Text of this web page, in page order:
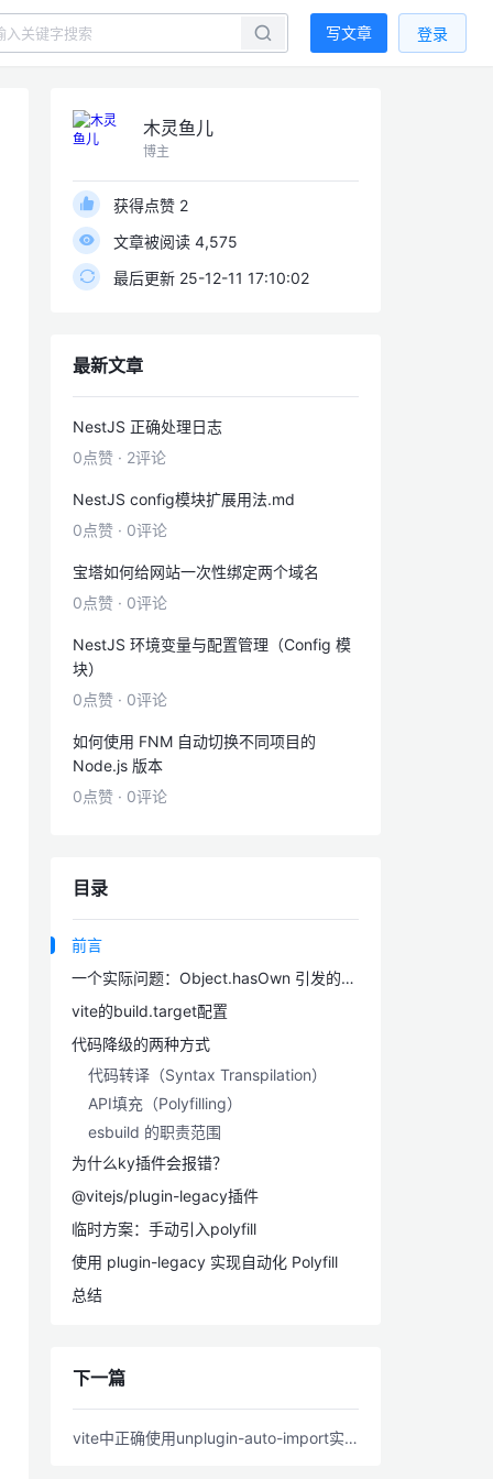
写文章 登录
木灵鱼儿
博主
获得点赞 2
文章被阅读 4,575
最后更新 25-12-11 17:10:02
最新文章
NestJS 正确处理日志
0点赞 · 2评论
NestJS config模块扩展用法.md
0点赞 · 0评论
宝塔如何给网站一次性绑定两个域名
0点赞 · 0评论
NestJS 环境变量与配置管理（Config 模
块）
0点赞 · 0评论
如何使用 FNM 自动切换不同项目的
Node.js 版本
0点赞 · 0评论
目录
前言
一个实际问题：Object.hasOwn 引发的兼容性报错
vite的build.target配置
代码降级的两种方式
代码转译（Syntax Transpilation）
API填充（Polyfilling）
esbuild 的职责范围
为什么ky插件会报错？
@vitejs/plugin-legacy插件
临时方案：手动引入polyfill
使用 plugin-legacy 实现自动化 Polyfill
总结
下一篇
vite中正确使用unplugin-auto-import实现自动引入vue相关依赖（支持Eslint v9）